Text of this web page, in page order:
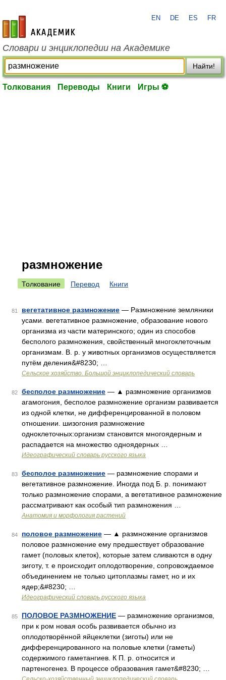
academic.ru
EN DE ES FR
Словари и энциклопедии на Академике
Найти!
Толкования Переводы Книги Игры ⚽
размножение
Толкование Перевод Книги
81 вегетативное размножение — Размножение земляники
усами. вегетативное размножение, образование нового
организма из части материнского; один из способов
бесполого размножения, свойственный многоклеточным
организмам. В. р. у животных организмов осуществляется
путём деления&#8230; …
Сельское хозяйство. Большой энциклопедический словарь
82 бесполое размножение — ▲ размножение организмов
агамогония, бесполое размножение организм развивается
из одной клетки, не дифференцированной в половом
отношении. шизогония размножение
одноклеточных:организм становится многоядерным и
распадается на множество одноядерных …
Идеографический словарь русского языка
83 бесполое размножение — размножение спорами и
вегетативное размножение. Иногда под Б. р. понимают
только размножение спорами, а вегетативное размножение
рассматривают как особый тип размножения …
Анатомия и морфология растений
84 половое размножение — ▲ размножение организмов
половое размножение ему предшествует образование
гамет (половых клеток), которые затем сливаются в одну
зиготу, т. е происходит оплодотворение, сопровождаемое
объединением не только цитоплазмы гамет, но и их
ядер;&#8230; …
Идеографический словарь русского языка
85 ПОЛОВОЕ РАЗМНОЖЕНИЕ — размножение организмов,
при к ром новая особь развивается обычно из
оплодотворённой яйцеклетки (зиготы) или не
дифференцированного на половые клетки (гаметы)
содержимого гаметангиев. К П. р. относится и
партеногенез. В процессе образования гамет&#8230; …